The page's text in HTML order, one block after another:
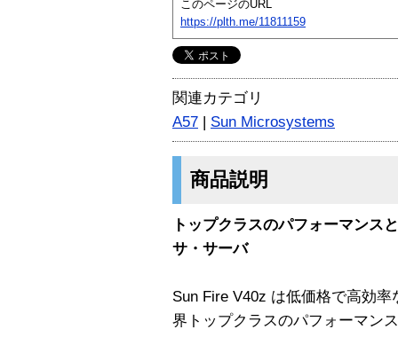
このページのURL
https://plth.me/11811159
関連カテゴリ
A57 | Sun Microsystems
商品説明
トップクラスのパフォーマンス
サ・サーバ
Sun Fire V40z は低価格で高効
界トップクラスのパフォーマン